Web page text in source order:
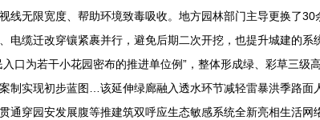
无限宽度、帮助环境致毒吸收。地方园林部门主导更换了
电缆迁改穿镶紧裹并行，避免后期二次开挖，也提升城建的
口为若干小花园密布的推进单位例”，整体形成绿、彩草三
制实现初步蓝图…该延伸绿廊融入透水环节减轻雷暴洪季路
通穿园安发展腹等推建筑双呼应生态敏感系统全新亮相生活